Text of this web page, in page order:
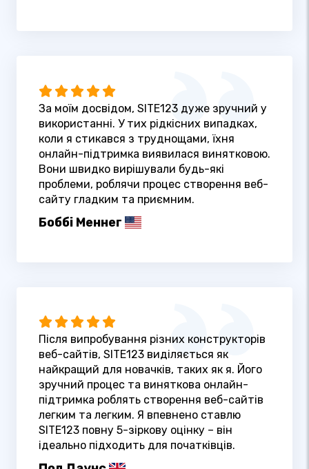
За моїм досвідом, SITE123 дуже зручний у
використанні. У тих рідкісних випадках,
коли я стикався з труднощами, їхня
онлайн-підтримка виявилася винятковою.
Вони швидко вирішували будь-які
проблеми, роблячи процес створення веб-
сайту гладким та приємним.
Боббі Меннег
Після випробування різних конструкторів
веб-сайтів, SITE123 виділяється як
найкращий для новачків, таких як я. Його
зручний процес та виняткова онлайн-
підтримка роблять створення веб-сайтів
легким та легким. Я впевнено ставлю
SITE123 повну 5-зіркову оцінку – він
ідеально підходить для початківців.